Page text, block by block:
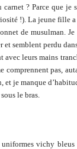
? Parce que
!). La jeune fille
de musulman. Je
et semblent perdu
leurs mains
comprennent pas,
je manque
le bras.
vichy